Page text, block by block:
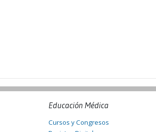
Educación Médica
Cursos y Congresos